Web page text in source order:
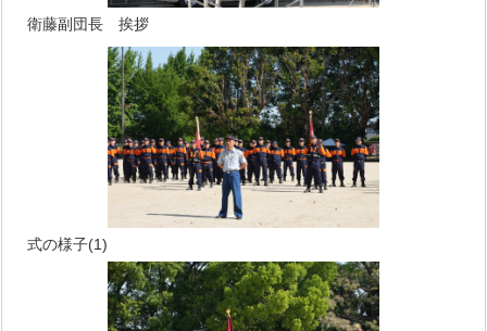
衛藤副団長 挨拶
式の様子(1)